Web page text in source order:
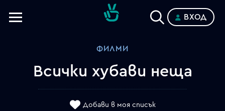
ВХОД
ФИЛМИ
Всички хубави неща
Добави в моя списък